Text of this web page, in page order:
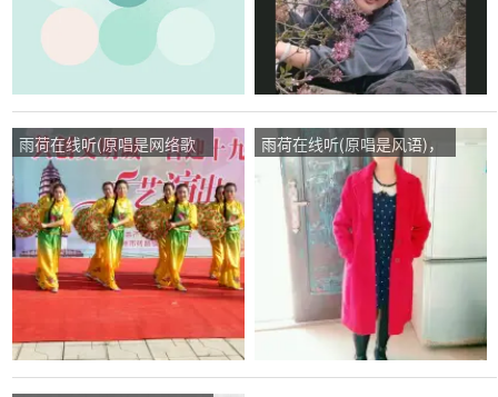
雨荷在线听(原唱是网络歌
手)，向阳演唱点播:114次
雨荷在线听(原唱是风语)，
林、花很美演唱点播:112次